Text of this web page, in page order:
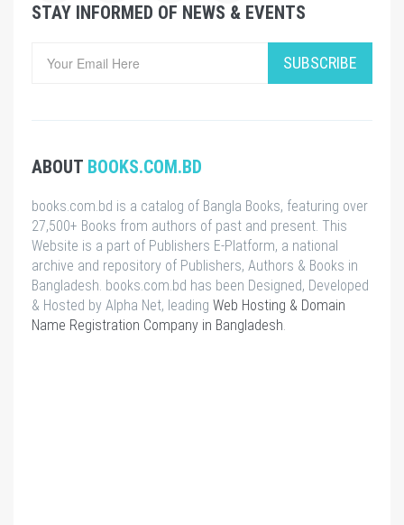
STAY INFORMED OF NEWS & EVENTS
SUBSCRIBE
ABOUT BOOKS.COM.BD
books.com.bd is a catalog of Bangla Books, featuring over
27,500+ Books from authors of past and present. This
Website is a part of Publishers E-Platform, a national
archive and repository of Publishers, Authors & Books in
Bangladesh. books.com.bd has been Designed, Developed
& Hosted by Alpha Net, leading Web Hosting & Domain
Name Registration Company in Bangladesh